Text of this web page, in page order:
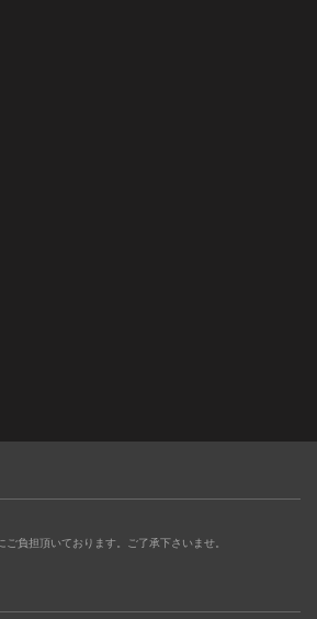
負担頂いております。ご了承下さいませ。